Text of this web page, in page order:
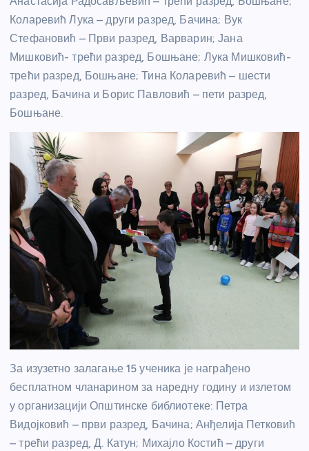
Коларевић Лука – други разред, Бачина; Вук
Стефановић – Први разред, Варварин; Јана
Мишковић- трећи разред, Бошњане; Лука Мишковић-
трећи разред, Бошњане; Тина Коларевић – шести
разред, Бачина и Борис Павловић – пети разред,
Бошњане.
За изузетно залагање 15 ученика је награђено
бесплатном чланарином за наредну годину и излетом
у организацији Општинске библиотеке: Петра
Видојковић – први разред, Бачина; Анђелија Петковић
– трећи разред, Д. Катун; Михајло Костић – други